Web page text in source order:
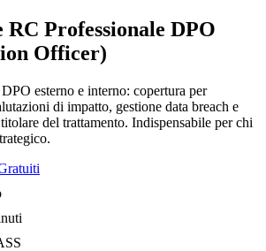
RC Professionale DPO
Officer)
esterno e interno: copertura per
di impatto, gestione data breach e
del trattamento. Indispensabile per chi